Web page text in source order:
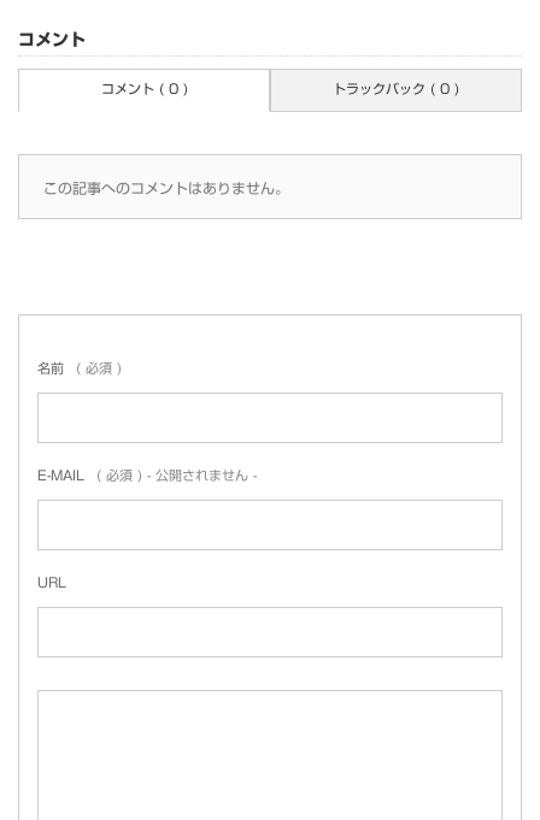
コメント
コメント ( 0 ) トラックバック ( 0 )
この記事へのコメントはありません。
名前 ( 必須 )
E-MAIL ( 必須 ) - 公開されません -
URL